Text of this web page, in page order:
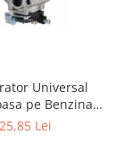
Universal
pe Benzina
2 Timpi),
25,85 Lei